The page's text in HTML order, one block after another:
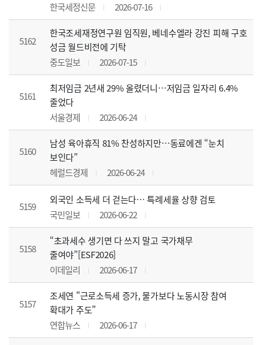
한국세정신문
2026-07-16
5162
한국조세재정연구원 임직원, 베네수엘라 강진 피해 구호
성금 월드비전에 기탁
중도일보
2026-07-15
5161
최저임금 2년새 29% 올렸더니…저임금 일자리 6.4%
줄었다
서울경제
2026-06-24
5160
남성 육아휴직 81% 찬성하지만…동료에겐 “눈치
보인다”
헤럴드경제
2026-06-24
5159
외국인 소득세 더 걷는다… 특례세율 상향 검토
국민일보
2026-06-22
5158
“초과세수 생기면 다 쓰지 말고 국가채무
줄여야”[ESF2026]
이데일리
2026-06-17
5157
조세연 "근로소득세 증가, 물가보다 노동시장 참여
확대가 주도"
연합뉴스
2026-06-17